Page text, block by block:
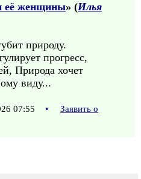
её женщины» (Илья
природу.
прогресс,
Природа хочет
виду...
07:55 •
Заявить о